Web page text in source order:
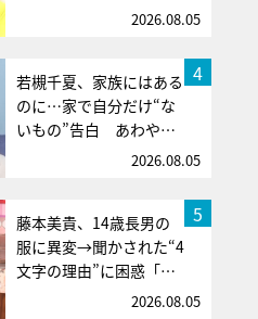
2026.08.05
4
若槻千夏、家族にはある
のに…家で自分だけ“な
いもの”告白 あわや…
2026.08.05
5
藤本美貴、14歳長男の
服に異変→聞かされた“4
文字の理由”に困惑「…
2026.08.05